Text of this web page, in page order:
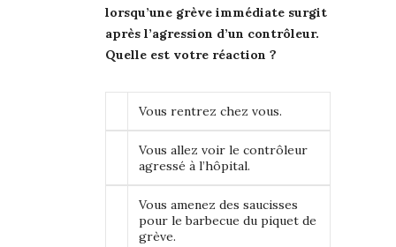
lorsqu’une grève immédiate surgit
après l’agression d’un contrôleur.
Quelle est votre réaction ?
Vous rentrez chez vous.
Vous allez voir le contrôleur
agressé à l’hôpital.
Vous amenez des saucisses
pour le barbecue du piquet de
grève.